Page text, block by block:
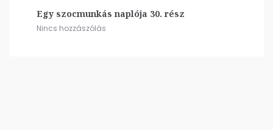
Egy szocmunkás naplója 30. rész
Nincs hozzászólás